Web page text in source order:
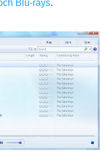
Blu-rays.